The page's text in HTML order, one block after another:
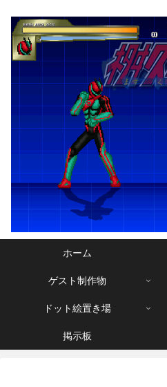
ホーム
ゲスト制作物
ドット絵置き場
掲示板